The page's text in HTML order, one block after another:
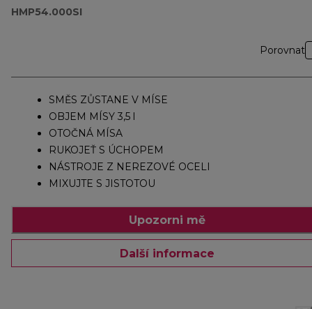
HMP54.000SI
Porovnat
SMĚS ZŮSTANE V MÍSE
OBJEM MÍSY 3,5 l
OTOČNÁ MÍSA
RUKOJEŤ S ÚCHOPEM
NÁSTROJE Z NEREZOVÉ OCELI
MIXUJTE S JISTOTOU
Upozorni mě
Další informace